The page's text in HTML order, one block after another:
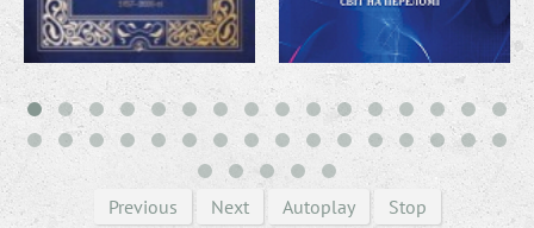
Previous Next Autoplay Stop